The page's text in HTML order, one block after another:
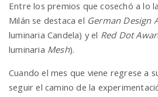
Entre los premios que cosechó a lo
Milán se destaca el German Design
luminaria Candela) y el Red Dot
luminaria Mesh).
Cuando el mes que viene regrese a
seguir el camino de la